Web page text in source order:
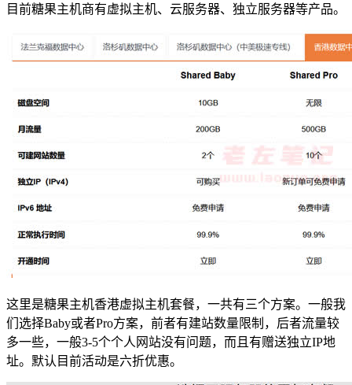
目前糖果主机商有虚拟主机、云服务器、独立服务器等产品。
这里是糖果主机香港虚拟主机套餐，一共有三个方案。一般我
们选择Baby或者Pro方案，前者有建站数量限制，后者流量较
多一些，一般3-5个个人网站没有问题，而且有赠送独立IP地
址。默认目前活动是六折优惠。